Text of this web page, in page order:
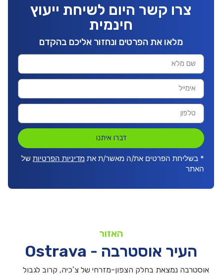
צרו קשר היום לשיחת ייעוץ
חינמית
מלאו את הפרטים ונחזור אליכם בהקדם
דברו איתנו
* בשליחת הפרטים את/ה מאשר/ת את מדיניות הפרטיות של
האתר
האזור
העיר אוסטרבה - Ostrava
אוסטרבה נמצאת בחלק הצפון-מזרחי של צ’כיה, קרוב לגבול